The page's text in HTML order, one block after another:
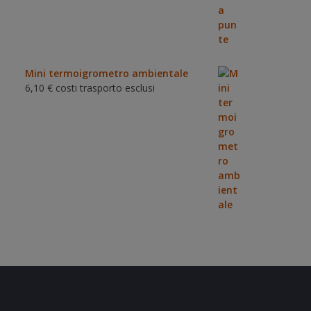
Mini termoigrometro ambientale
6,10 € costi trasporto esclusi